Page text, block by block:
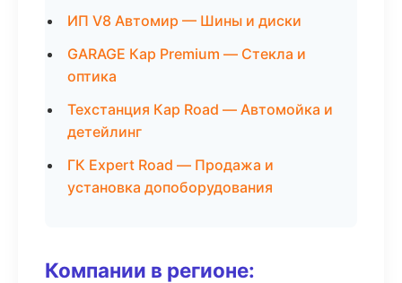
ИП V8 Автомир — Шины и диски
GARAGE Кар Premium — Стекла и
оптика
Техстанция Кар Road — Автомойка и
детейлинг
ГК Expert Road — Продажа и
установка допоборудования
Компании в регионе: